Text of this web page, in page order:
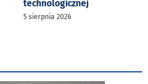
technologicznej
5 sierpnia 2026